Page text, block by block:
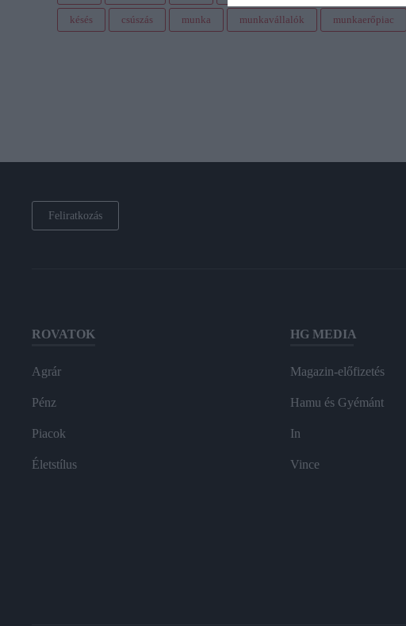
késés csúszás munka munkavállalók munkaerőpiac
Feliratkozás
ROVATOK
Agrár
Pénz
Piacok
Életstílus
HG MEDIA
Magazin-előfizetés
Hamu és Gyémánt
In
Vince